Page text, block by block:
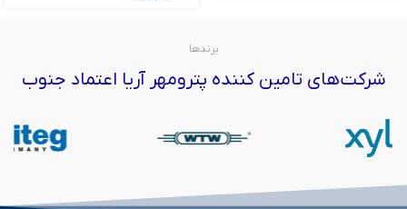
برندها
شرکت‌های تامین کننده پترومهر آریا اعتماد جنوب